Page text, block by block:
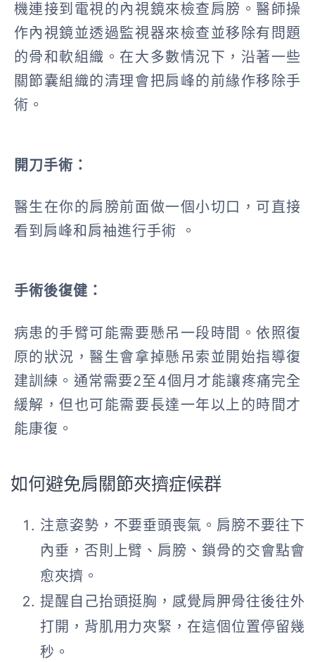
機連接到電視的內視鏡來檢查肩膀。醫師操
作內視鏡並透過監視器來檢查並移除有問題
的骨和軟組織。在大多數情況下，沿著一些
關節囊組織的清理會把肩峰的前緣作移除手
術。
開刀手術：
醫生在你的肩膀前面做一個小切口，可直接
看到肩峰和肩袖進行手術 。
手術後復健：
病患的手臂可能需要懸吊一段時間。依照復
原的狀況，醫生會拿掉懸吊索並開始指導復
建訓練。通常需要2至4個月才能讓疼痛完全
緩解，但也可能需要長達一年以上的時間才
能康復。
如何避免肩關節夾擠症候群
注意姿勢，不要垂頭喪氣。肩膀不要往下
內垂，否則上臂、肩膀、鎖骨的交會點會
愈夾擠。
提醒自己抬頭挺胸，感覺肩胛骨往後往外
打開，背肌用力夾緊，在這個位置停留幾
秒。